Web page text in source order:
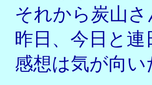
それから炭山さ
昨日、今日と連
感想は気が向い